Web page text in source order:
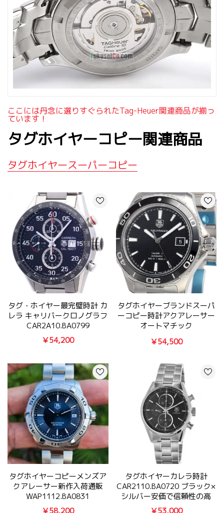
ここには丹念に選りすぐられたtag-Heuer関連商品が揃っ
ています！
タグホイヤーコピー関連商品
タグホイヤースーパーコピー
タグ・ホイヤー最完璧時計 カ
レラ キャリバークロノグラフ
CAR2A10.BA0799
￥54,200
タグホイヤーブランドスーパ
ーコピー時計アクアレーサー
オートマチック
￥54,500
タグホイヤーコピーメンズア
クアレーサー新作入荷通販
WAP1112.BA0831
￥58,200
タグホイヤーカレラ時計
CAR2110.BA0720 ブラック×
シルバー安価で信頼性の高
￥53,000